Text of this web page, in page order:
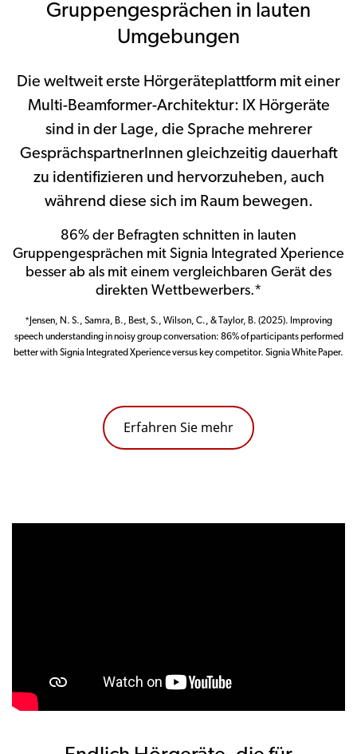
Gruppengesprächen in lauten
Umgebungen
Die weltweit erste Hörgeräteplattform mit einer
Multi-Beamformer-Architektur: IX Hörgeräte
sind in der Lage, die Sprache mehrerer
GesprächspartnerInnen gleichzeitig dauerhaft
zu identifizieren und hervorzuheben, auch
während diese sich im Raum bewegen.
86% der Befragten schnitten in lauten
Gruppengesprächen mit Signia Integrated Xperience
besser ab als mit einem vergleichbaren Gerät des
direkten Wettbewerbers.*
*Jensen, N. S., Samra, B., Best, S., Wilson, C., & Taylor, B. (2025). Improving
speech understanding in noisy group conversation: 86% of participants performed
better with Signia Integrated Xperience versus key competitor. Signia White Paper.
Erfahren Sie mehr